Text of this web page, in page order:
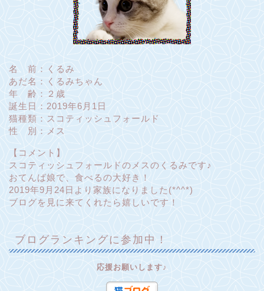
名 前：くるみ
あだ名：くるみちゃん
年 齢：２歳
誕生日：2019年6月1日
猫種類：スコティッシュフォールド
性 別：メス
【コメント】
スコティッシュフォールドのメスのくるみです♪
おてんば娘で、食べるの大好き！
2019年9月24日より家族になりました(*^^*)
ブログを見に来てくれたら嬉しいです！
ブログランキングに参加中！
応援お願いします♪